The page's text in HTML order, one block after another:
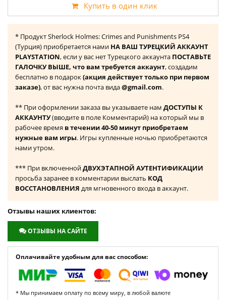
Купить в один клик
* Продукт Sherlock Holmes: Crimes and Punishments PS4
(Турция) приобретается нами НА ВАШ ТУРЕЦКИЙ АККАУНТ
PLAYSTATION, если у вас нет Турецкого аккаунта ПОСТАВЬТЕ
ГАЛОЧКУ ВЫШЕ, что вам требуется аккаунт, создадим
бесплатно в подарок(акция действует только при первом
заказе), от вас нужна почта вида@gmail.com.
** При оформлении заказа вы указываете нам ДОСТУПЫ К
АККАУНТУ(вводите в поле Комментарий) на который мы в
рабочее время в течении 40-50 минут приобретаем
нужные вам игры. Игры купленные ночью приобретаются
нами утром.
*** При включеннойДВУХЭТАПНОЙ АУТЕНТИФИКАЦИИ
просьба заранее в комментарии выслать КОД
ВОССТАНОВЛЕНИЯ для мгновенного входа в аккаунт.
Отзывы наших клиентов:
ОТЗЫВЫ НА САЙТЕ
Оплачивайте удобным для вас способом:
* Мы принимаем оплату по всему миру, в любой валюте